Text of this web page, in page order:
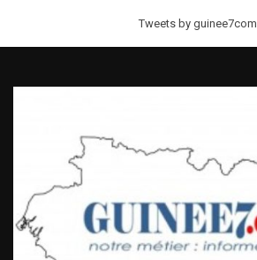
Tweets by guinee7com